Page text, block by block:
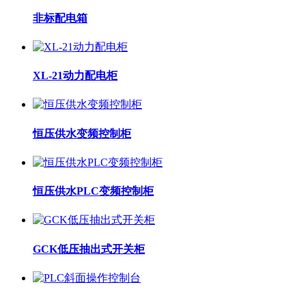
非标配电箱
XL-21动力配电柜
恒压供水变频控制柜
恒压供水PLC变频控制柜
GCK低压抽出式开关柜